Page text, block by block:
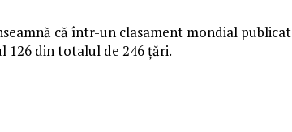
că într-un clasament mondial publicat
126 din totalul de 246 țări.